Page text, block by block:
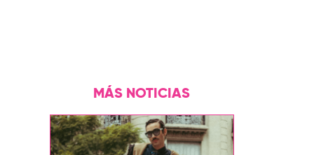
MÁS NOTICIAS